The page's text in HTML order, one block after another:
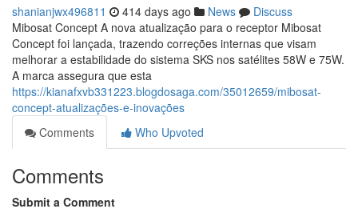
shanianjwx496811 414 days ago News
Discuss
Mibosat Concept A nova atualização para o receptor Mibosat
Concept foi lançada, trazendo correções internas que visam
melhorar a estabilidade do sistema SKS nos satélites 58W e 75W.
A marca assegura que esta
https://kianafxvb331223.blogdosaga.com/35012659/mibosat-
concept-atualizações-e-inovações
Comments
Who Upvoted
Comments
Submit a Comment